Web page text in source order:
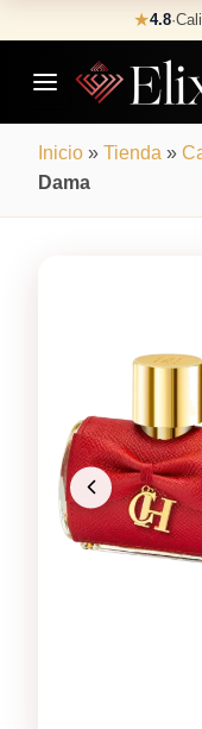
to
content
★4.8·
Inicio » Tienda »
Dama